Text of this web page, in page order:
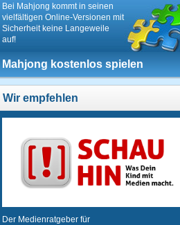
Bei Mahjong kommt in seinen
vielfältigen Online-Versionen mit
Sicherheit keine Langeweile
auf!
Mahjong kostenlos spielen
Wir empfehlen
Der Medienratgeber für